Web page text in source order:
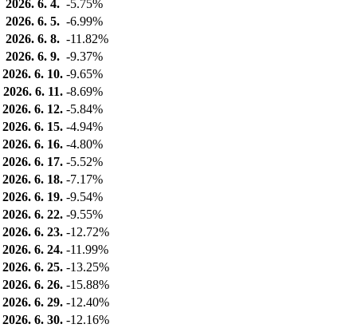
2026. 6. 4. -5.75%
2026. 6. 5. -6.99%
2026. 6. 8. -11.82%
2026. 6. 9. -9.37%
2026. 6. 10. -9.65%
2026. 6. 11. -8.69%
2026. 6. 12. -5.84%
2026. 6. 15. -4.94%
2026. 6. 16. -4.80%
2026. 6. 17. -5.52%
2026. 6. 18. -7.17%
2026. 6. 19. -9.54%
2026. 6. 22. -9.55%
2026. 6. 23. -12.72%
2026. 6. 24. -11.99%
2026. 6. 25. -13.25%
2026. 6. 26. -15.88%
2026. 6. 29. -12.40%
2026. 6. 30. -12.16%